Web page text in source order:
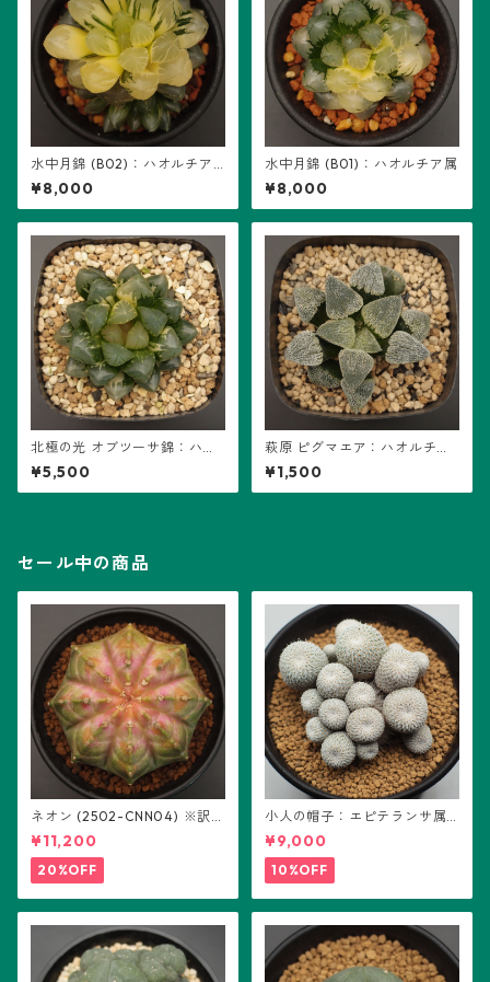
水中月錦 (B02)：ハオルチア
属
¥8,000
水中月錦 (B01)：ハオルチア属
¥8,000
北極の光 オブツーサ錦：ハオ
ルチア属 (B01)
¥5,500
萩原 ピグマエア：ハオルチア
属 (B01)
¥1,500
セール中の商品
ネオン (2502-CNN04) ※訳あ
り：ギムノカリキウム属 ※実
生
¥11,200
20%OFF
小人の帽子：エピテランサ属
(B01)
¥9,000
10%OFF